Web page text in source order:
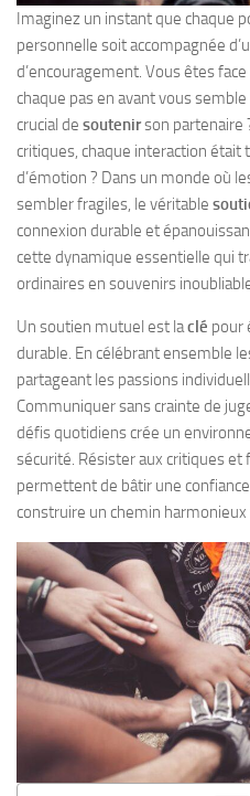
Imaginez un instant que chaque
personnelle soit accompagnée
d’encouragement. Vous êtes
chaque pas en avant vous
crucial de soutenirson partenaire
critiques, chaque interaction
d’émotion ? Dans un monde où
sembler fragiles, le véritable
connexion durable et
cette dynamique essentielle qui
ordinaires en souvenirs
Un soutien mutuel est laclé pour
durable. En célébrant ensemble
partageant les passions
Communiquer sans crainte de
défis quotidiens crée un
sécurité. Résister aux critiques et
permettent de bâtir une
construire un chemin harmonieux